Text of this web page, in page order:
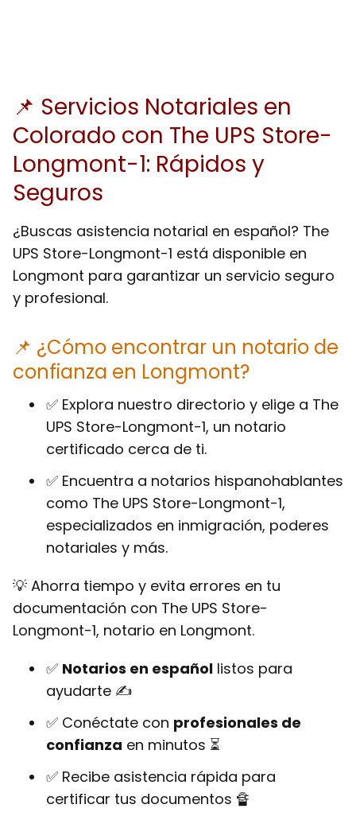
📌 Servicios Notariales en
Colorado con The UPS Store-
Longmont-1: Rápidos y
Seguros
¿Buscas asistencia notarial en español? The
UPS Store-Longmont-1 está disponible en
Longmont para garantizar un servicio seguro
y profesional.
📌 ¿Cómo encontrar un notario de
confianza en Longmont?
✅ Explora nuestro directorio y elige a The
UPS Store-Longmont-1, un notario
certificado cerca de ti.
✅ Encuentra a notarios hispanohablantes
como The UPS Store-Longmont-1,
especializados en inmigración, poderes
notariales y más.
💡 Ahorra tiempo y evita errores en tu
documentación con The UPS Store-
Longmont-1, notario en Longmont.
✅ Notarios en español listos para
ayudarte ✍
✅ Conéctate con profesionales de
confianza en minutos ⏳
✅ Recibe asistencia rápida para
certificar tus documentos 🔏